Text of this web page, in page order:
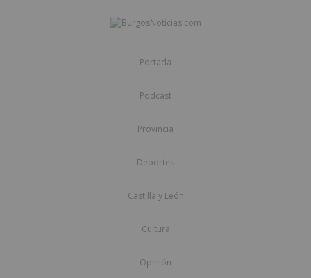
Portada
Podcast
Provincia
Deportes
Castilla y León
Cultura
Opinión